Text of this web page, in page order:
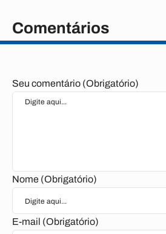
Comentários
Seu comentário (Obrigatório)
Nome (Obrigatório)
E-mail (Obrigatório)